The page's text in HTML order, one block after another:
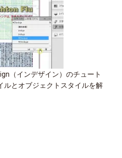
（インデザイン）のチュート
ルとオブジェクトスタイルを解